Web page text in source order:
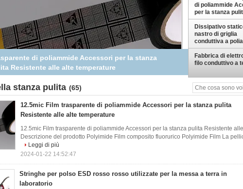
ESD rosso rosso utilizzate per la messa a terra
in laboratorio
di poliammide
per la stanza
Resistente alle
temperature
Dissipativo
nastro di griglia
conduttiva a
OPP ESD
Fabbrica di
filo conduttivo a
stanza pulita (65)
12.5mic Film trasparente di poliammide Accessori per la stanza pulita
Resistente alle alte temperature
12.5mic Film trasparente di poliammide Accessori per la stanza pulita Resistente
Descrizione del prodotto Polyimide Film composito fluorurico Polyimide Film La
Leggi di più
2024-01-22 14:52:47
Stringhe per polso ESD rosso rosso utilizzate per la messa a terra in
laboratorio